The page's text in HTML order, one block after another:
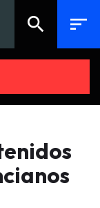
search sort